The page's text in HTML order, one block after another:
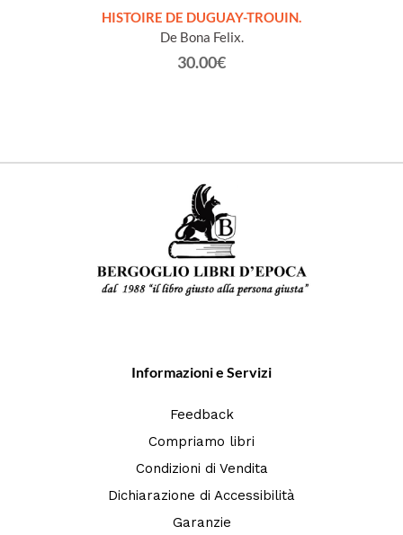
HISTOIRE DE DUGUAY-TROUIN.
De Bona Felix.
30.00€
Informazioni e Servizi
Feedback
Compriamo libri
Condizioni di Vendita
Dichiarazione di Accessibilità
Garanzie